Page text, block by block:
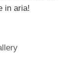
in aria!